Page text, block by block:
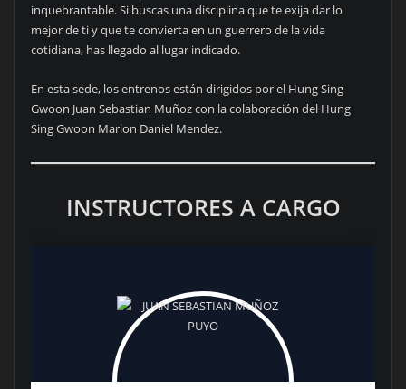
inquebrantable. Si buscas una disciplina que te exija dar lo
mejor de ti y que te convierta en un guerrero de la vida
cotidiana, has llegado al lugar indicado.
En esta sede, los entrenos están dirigidos por el Hung Sing
Gwoon Juan Sebastian Muñoz con la colaboración del Hung
Sing Gwoon Marlon Daniel Mendez.
INSTRUCTORES A CARGO